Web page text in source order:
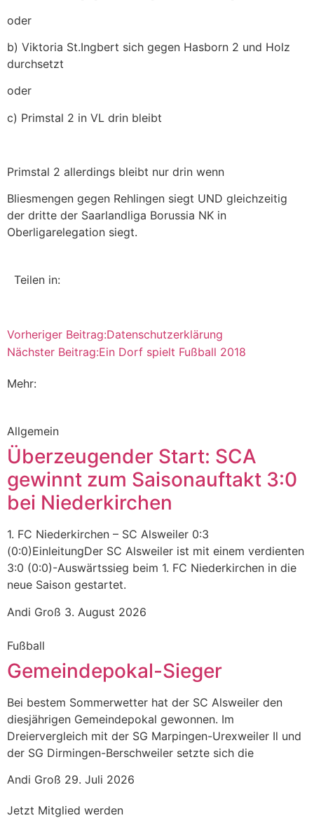
oder
b) Viktoria St.Ingbert sich gegen Hasborn 2 und Holz
durchsetzt
oder
c) Primstal 2 in VL drin bleibt
Primstal 2 allerdings bleibt nur drin wenn
Bliesmengen gegen Rehlingen siegt UND gleichzeitig
der dritte der Saarlandliga Borussia NK in
Oberligarelegation siegt.
Teilen in:
Vorheriger Beitrag:Datenschutzerklärung
Nächster Beitrag:Ein Dorf spielt Fußball 2018
Mehr:
Allgemein
Überzeugender Start: SCA
gewinnt zum Saisonauftakt 3:0
bei Niederkirchen
1. FC Niederkirchen – SC Alsweiler 0:3
(0:0)EinleitungDer SC Alsweiler ist mit einem verdienten
3:0 (0:0)-Auswärtssieg beim 1. FC Niederkirchen in die
neue Saison gestartet.
Andi Groß 3. August 2026
Fußball
Gemeindepokal-Sieger
Bei bestem Sommerwetter hat der SC Alsweiler den
diesjährigen Gemeindepokal gewonnen. Im
Dreiervergleich mit der SG Marpingen-Urexweiler Il und
der SG Dirmingen-Berschweiler setzte sich die
Andi Groß 29. Juli 2026
Jetzt Mitglied werden